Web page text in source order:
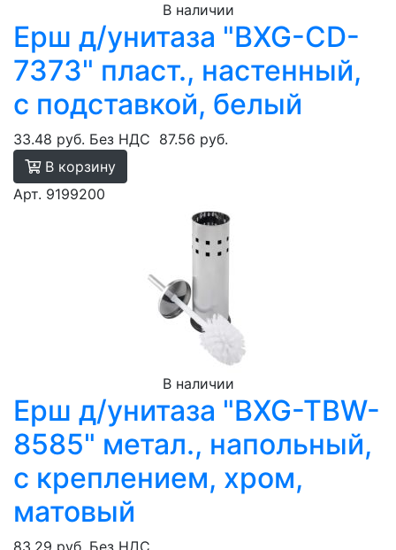
В наличии
Ерш д/унитаза "BXG-CD-
7373" пласт., настенный,
с подставкой, белый
33.48 руб. Без НДС 87.56 руб.
В корзину
Арт. 9199200
В наличии
Ерш д/унитаза "BXG-TBW-
8585" метал., напольный,
с креплением, хром,
матовый
83.29 руб. Без НДС